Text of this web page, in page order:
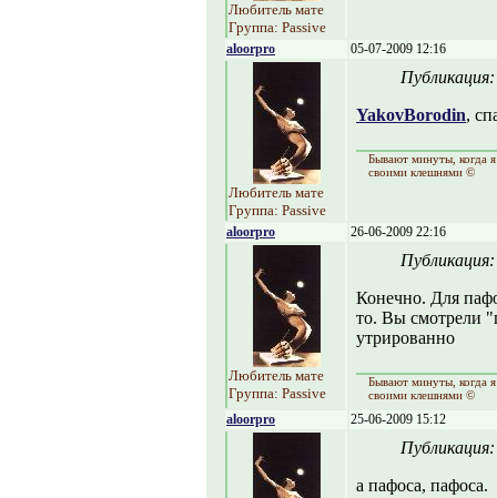
Любитель мате
Группа: Passive
aloorpro 05-07-2009 12:16
Любитель мате
Группа: Passive
YakovBorodin,
Бывают минуты, когда
своими клешнями ©
aloorpro 26-06-2009 22:16
Любитель мате
Группа: Passive
Конечно. Для
то. Вы смотрели
утрированно
Бывают минуты, когда
своими клешнями ©
aloorpro 25-06-2009 15:12
а пафоса, пафоса.